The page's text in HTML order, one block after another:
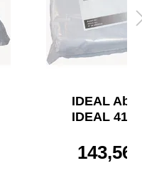
IDEAL
IDEAL
143,56